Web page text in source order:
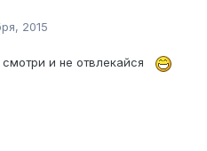
2015
и не отвлекайся